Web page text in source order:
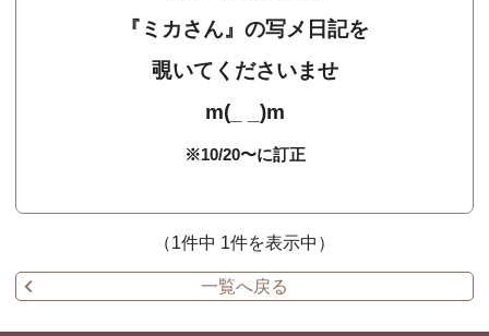
『ミカさん』の写メ日記を
覗いてくださいませ
m(_ _)m
※10/20〜に訂正
（1件中 1件を表示中）
一覧へ戻る